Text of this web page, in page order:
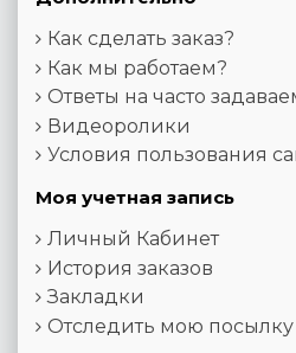
Как сделать заказ?
Как мы работаем?
Ответы на часто
Видеоролики
Условия пользования
Моя учетная запись
Личный Кабинет
История заказов
Закладки
Отследить мою посылку